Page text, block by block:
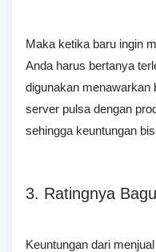
Maka ketika baru ingin
Anda harus bertanya
digunakan menawarkan
server pulsa dengan
sehingga keuntungan
3. Ratingnya
Keuntungan dari